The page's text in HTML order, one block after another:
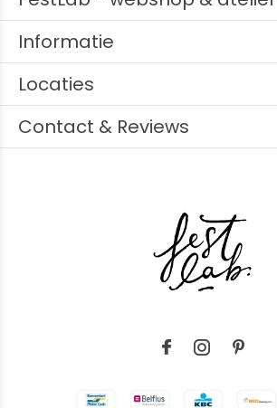
Informatie
Locaties
Contact & Reviews